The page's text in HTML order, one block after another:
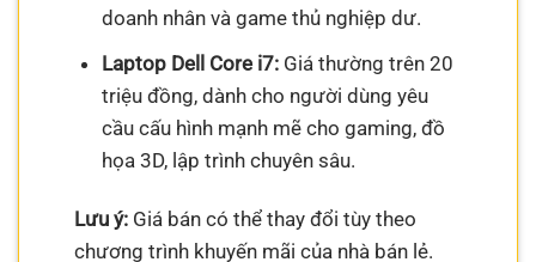
doanh nhân và game thủ nghiệp dư.
Laptop Dell Core i7:Giá thường trên 20
triệu đồng, dành cho người dùng yêu
cầu cấu hình mạnh mẽ cho gaming, đồ
họa 3D, lập trình chuyên sâu.
Lưu ý: Giá bán có thể thay đổi tùy theo
chương trình khuyến mãi của nhà bán lẻ.